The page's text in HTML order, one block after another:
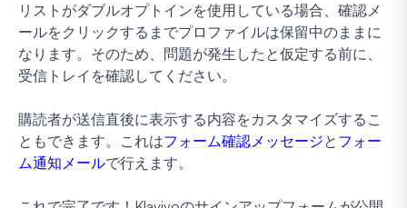
リストがダブルオプトインを使用している場合、確認メ
ールをクリックするまでプロファイルは保留中のままに
なります。そのため、問題が発生したと仮定する前に、
受信トレイを確認してください。
購読者が送信直後に表示する内容をカスタマイズするこ
ともできます。これはフォーム確認メッセージと フォー
ム通知メールで行えます。